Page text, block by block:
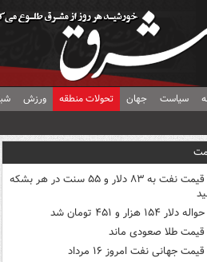
سیاست جهان تحولات منطقه ورزش
قیمت نفت به ۸۳ دلار و ۵۵ سنت در هر بشکه
حواله دلار ۱۵۴ هزار و ۴۵۱ تومان شد
قیمت طلا صعودی ماند
قیمت جهانی نفت امروز ۱۶ مرداد